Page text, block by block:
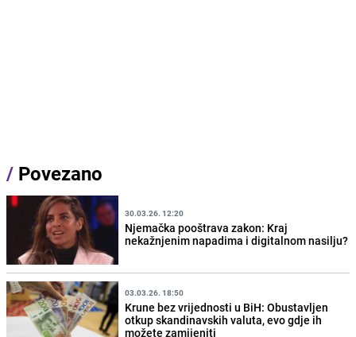
/ Povezano
30.03.26. 12:20
Njemačka pooštrava zakon: Kraj
nekažnjenim napadima i digitalnom nasilju?
03.03.26. 18:50
Krune bez vrijednosti u BiH: Obustavljen
otkup skandinavskih valuta, evo gdje ih
možete zamijeniti